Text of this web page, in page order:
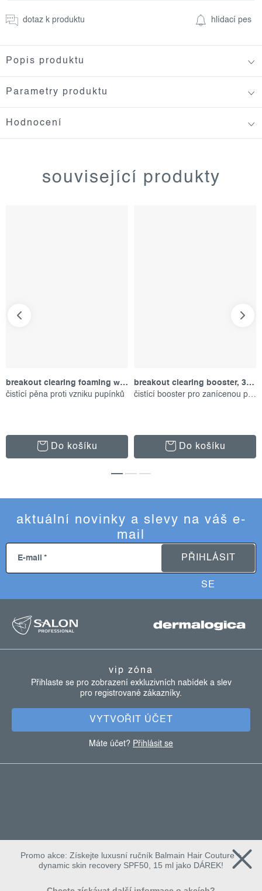
dotaz k produktu hlídací pes
Popis produktu
Parametry produktu
Hodnocení
související produkty
breakout clearing foaming wash, 177 ml
čistící pěna proti vzniku pupínků
Do košíku
breakout clearing booster, 30 ml
čistící booster pro zanícenou pleť
Do košíku
aktuální novinky a slevy na váš e-
mail
E-mail PŘIHLÁSIT
SE
vip zóna
Přihlaste se pro zobrazení exkluzivních nabídek a slev
pro registrované zákazníky.
VYTVOŘIT ÚČET
Máte účet? Přihlásit se
Promo akce: Získejte luxusní ručník Balmain Hair Couture +
dynamic skin recovery SPF50, 15 ml jako DÁREK!